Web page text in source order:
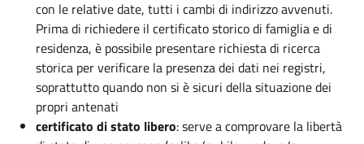
con le relative date, tutti i cambi di indirizzo avvenuti.
Prima di richiedere il certificato storico di famiglia e di
residenza, è possibile presentare richiesta di ricerca
storica per verificare la presenza dei dati nei registri,
soprattutto quando non si è sicuri della situazione dei
propri antenati
certificato di stato libero: serve a comprovare la libertà